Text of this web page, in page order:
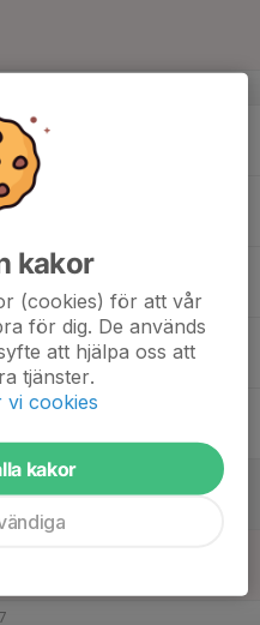
kakor
(cookies) för att vår
för dig. De används
att hjälpa oss att
tjänster.
vi cookies
kakor